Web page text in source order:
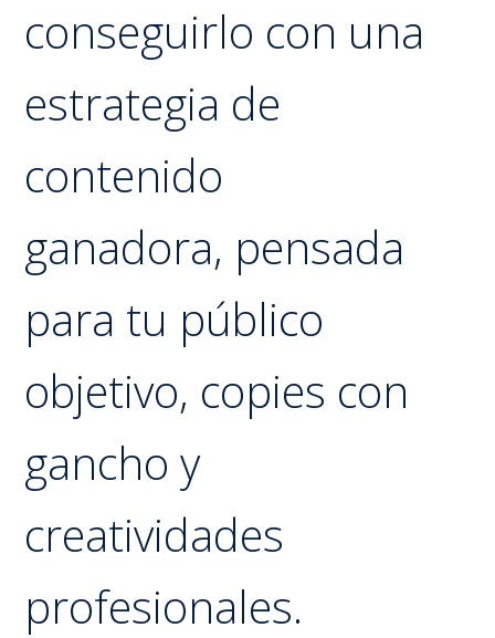
conseguirlo con una
estrategia de
contenido
ganadora, pensada
para tu público
objetivo, copies con
gancho y
creatividades
profesionales.